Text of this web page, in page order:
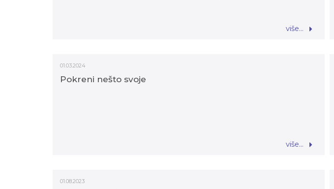
više...
01.03.2024
Pokreni nešto svoje
više...
01.08.2023